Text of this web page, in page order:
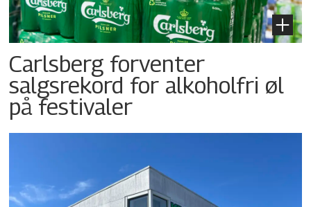
Carlsberg forventer
salgsrekord for alkoholfri øl
på festivaler